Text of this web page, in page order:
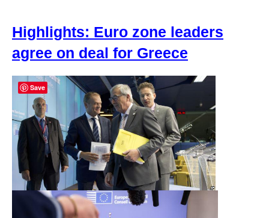
Highlights: Euro zone leaders
agree on deal for Greece
Save